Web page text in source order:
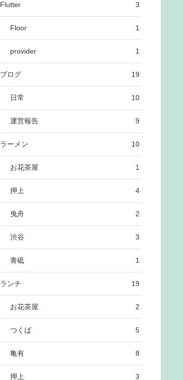
Flutter 3
Floor 1
provider 1
ブログ 19
日常 10
運営報告 9
ラーメン 10
お花茶屋 1
押上 4
曳舟 2
渋谷 3
青砥 1
ランチ 19
お花茶屋 2
つくば 5
亀有 8
押上 3